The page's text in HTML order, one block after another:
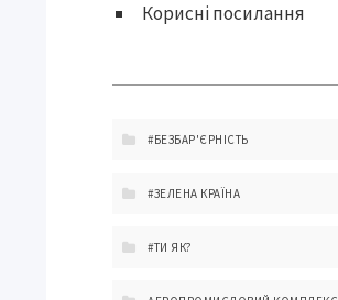
Корисні посилання
#БЕЗБАР'ЄРНІСТЬ
#ЗЕЛЕНА КРАЇНА
#ТИ ЯК?